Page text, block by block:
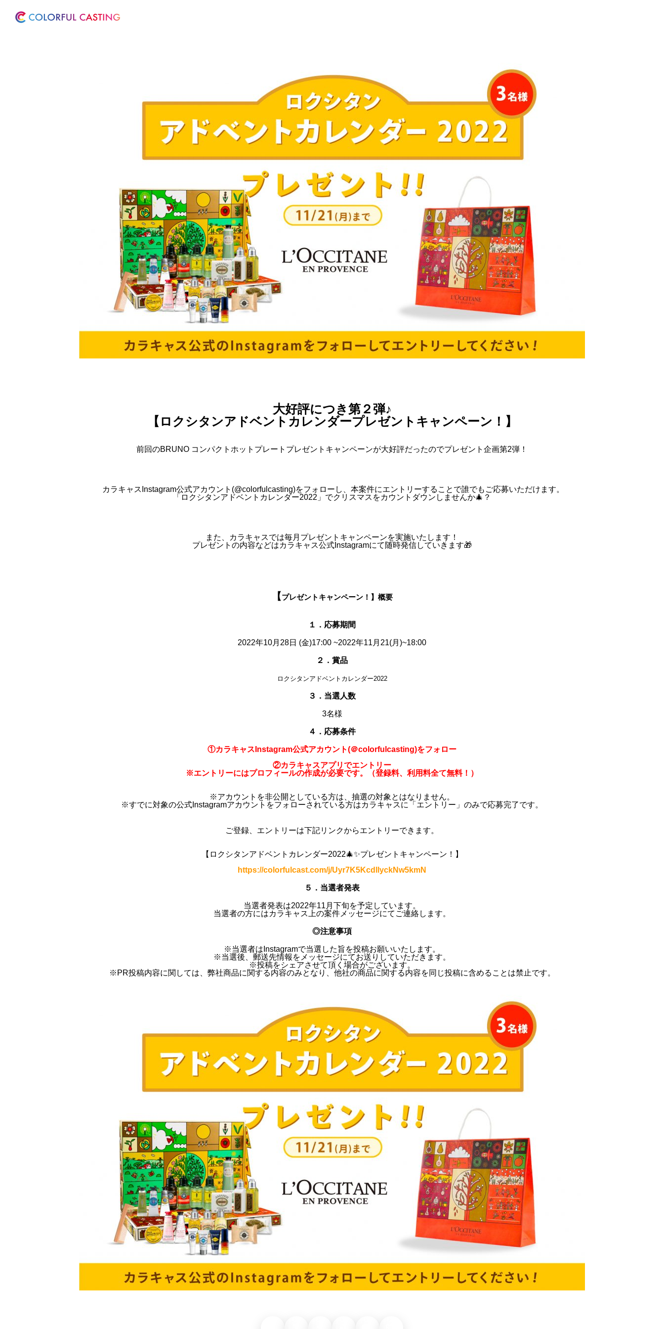
大好評につき第２弾♪
【ロクシタンアドベントカレンダープレゼントキャンペーン！】​
前回のBRUNO コンパクトホットプレートプレゼントキャンペーンが大好評だったのでプレゼント企画第2弾！
カラキャスInstagram公式アカウント(@colorfulcasting)をフォローし、本案件にエントリーすることで誰でもご応募いただけます。
「ロクシタンアドベントカレンダー2022」でクリスマスをカウントダウンしませんか🎄？
また、カラキャスでは毎月プレゼントキャンペーンを実施いたします！
プレゼントの内容などはカラキャス公式Instagramにて随時発信していきます🎁
【 プレゼントキャンペーン！】概要
１．応募期間
2022年10月28日 (金)17:00 ~2022年11月21(月)~18:00
２．賞品
ロクシタンアドベントカレンダー2022
３．当選人数
3名様
４．応募条件
①カラキャスInstagram公式アカウント(＠colorfulcasting)をフォロー
②カラキャスアプリでエントリー
※エントリーにはプロフィールの作成が必要です。（登録料、利用料全て無料！）
※アカウントを非公開としている方は、抽選の対象とはなりません。
※すでに対象の公式Instagramアカウントをフォローされている方はカラキャスに「エントリー」のみで応募完了です。
ご登録、エントリーは下記リンクからエントリーできます。
【ロクシタンアドベントカレンダー2022🎄✨プレゼントキャンペーン！】
https://colorfulcast.com/j/Uyr7K5KcdllyckNw5kmN
５．当選者発表
当選者発表は2022年11月下旬を予定しています。
当選者の方にはカラキャス上の案件メッセージにてご連絡します。
◎注意事項
※当選者はInstagramで当選した旨を投稿お願いいたします。
※当選後、郵送先情報をメッセージにてお送りしていただきます。
※投稿をシェアさせて頂く場合がございます。
※PR投稿内容に関しては、弊社商品に関する内容のみとなり、他社の商品に関する内容を同じ投稿に含めることは禁止です。